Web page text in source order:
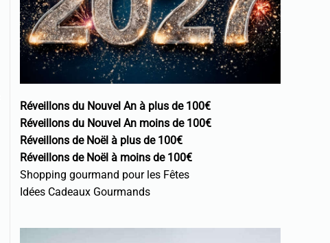
Réveillons du Nouvel An à plus de 100€
Réveillons du Nouvel An moins de 100€
Réveillons de Noël à plus de 100€
Réveillons de Noël à moins de 100€
Shopping gourmand pour les Fêtes
Idées Cadeaux Gourmands